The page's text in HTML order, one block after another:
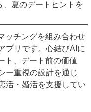
、夏のデートヒントを
ッチングを組み合わせ
プリです。心結びAIに
ト、デート前の価値
ー重視の設計を通じ
活・婚活を支援してい